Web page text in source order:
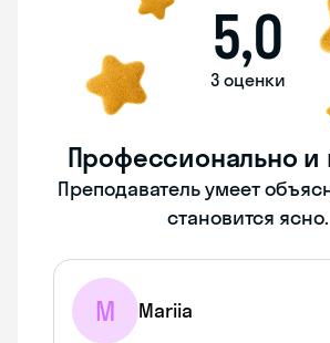
5,0
3 оценки
Профессионально и
Преподаватель умеет
становится ясно.
M Mariia